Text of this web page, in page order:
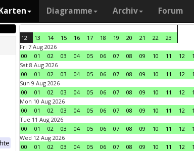
Diagramme Archiv Forum
12 13 14 15 16 17 18 19 20 21 22
23
Fri 7 Aug 2026
00
01 02 03 04 05 06 07 08 09 10 11 12
Sat 8 Aug 2026
00
01 02 03 04 05 06 07 08 09 10 11 12
Sun 9 Aug 2026
00
01 02 03 04 05 06 07 08 09 10 11 12
Mon 10 Aug 2026
00
01 02 03 04 05 06 07 08 09 10 11 12
Tue 11 Aug 2026
00
01 02 03 04 05 06 07 08 09 10 11 12
Wed 12 Aug 2026
00
01 02 03 04 05 06 07 08 09 10 11 12